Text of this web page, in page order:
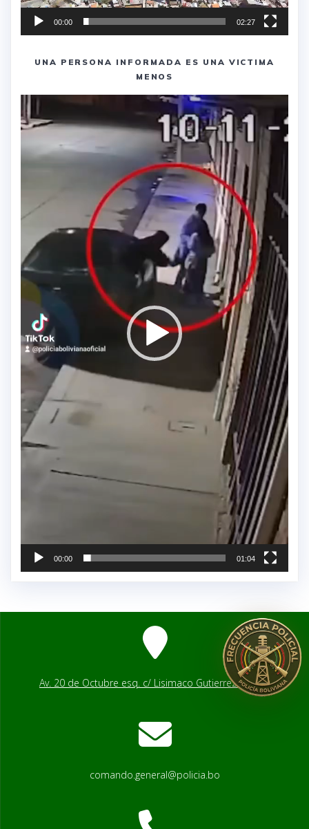
00:00 02:27
UNA PERSONA INFORMADA ES UNA VICTIMA
MENOS
Reproductor
de
vídeo
00:00 01:04
Av. 20 de Octubre esq. c/ Lisimaco Gutierrez # 2541
comando.general@policia.bo